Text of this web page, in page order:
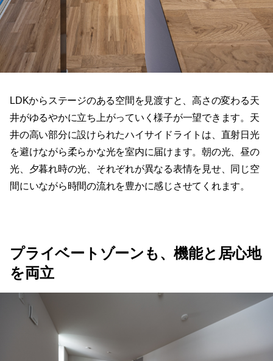
LDKからステージのある空間を見渡すと、高さの変わる天
井がゆるやかに立ち上がっていく様子が一望できます。天
井の高い部分に設けられたハイサイドライトは、直射日光
を避けながら柔らかな光を室内に届けます。朝の光、昼の
光、夕暮れ時の光、それぞれが異なる表情を見せ、同じ空
間にいながら時間の流れを豊かに感じさせてくれます。
プライベートゾーンも、機能と居心地
を両立